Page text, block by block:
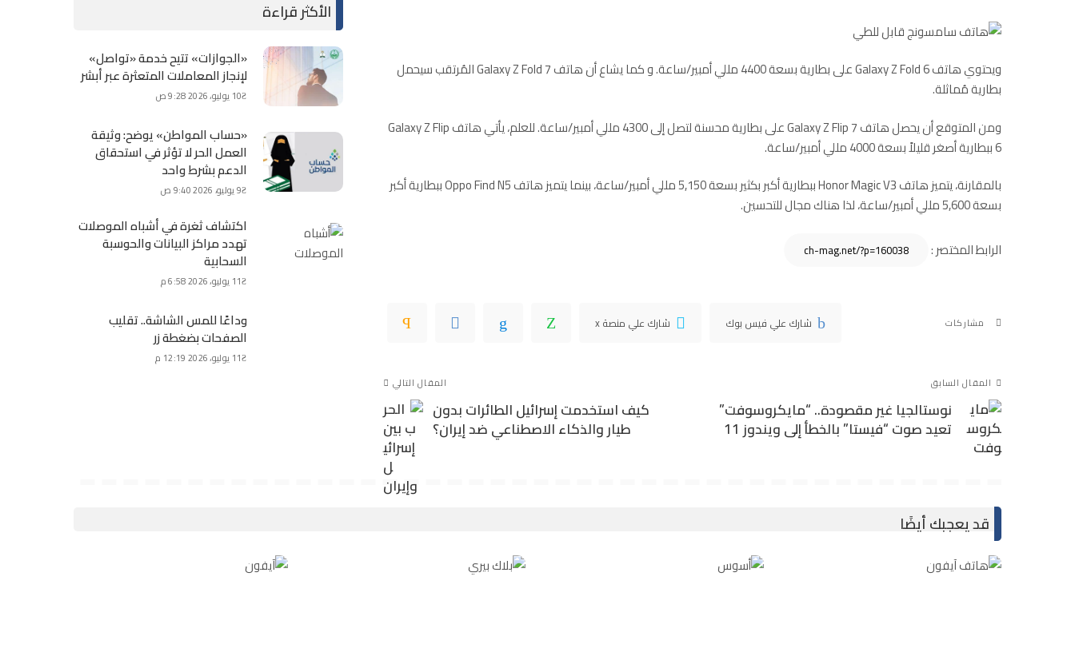
ويحتوي هاتف Galaxy Z Fold 6 على بطارية بسعة 4400 مللي أمبير/ساعة. و كما يشاع أن هاتف Galaxy Z Fold 7 المُرتقب سيحمل
بطارية مُماثلة.
ومن المتوقع أن يحصل هاتف Galaxy Z Flip 7 على بطارية محسنة لتصل إلى 4300 مللي أمبير/ساعة. للعلم، يأتي هاتف Galaxy Z Flip
6 ببطارية أصغر قليلاً بسعة 4000 مللي أمبير/ساعة.
بالمقارنة، يتميز هاتف Honor Magic V3 ببطارية أكبر بكثير بسعة 5,150 مللي أمبير/ساعة، بينما يتميز هاتف Oppo Find N5 ببطارية أكبر
بسعة 5,600 مللي أمبير/ساعة، لذا هناك مجال للتحسين.
الرابط المختصر :
مشاركات شارك علي فيس بوك شارك علي منصة x
المقال السابق
نوستالجيا غير مقصودة.. “مايكروسوفت”
تعيد صوت “فيستا” بالخطأ إلى ويندوز 11
المقال التالي
كيف استخدمت إسرائيل الطائرات بدون
طيار والذكاء الاصطناعي ضد إيران؟
الأكثر قراءة
«الجوازات» تتيح خدمة «تواصل»
لإنجاز المعاملات المتعثرة عبر أبشر
10 يوليو، 2026 9:28 ص
«حساب المواطن» يوضح: وثيقة
العمل الحر لا تؤثر في استحقاق
الدعم بشرط واحد
9 يوليو، 2026 9:40 ص
اكتشاف ثغرة في أشباه الموصلات
تهدد مراكز البيانات والحوسبة
السحابية
11 يوليو، 2026 6:58 م
وداعًا للمس الشاشة.. تقليب
الصفحات بضغطة زر
11 يوليو، 2026 12:19 م
قد يعجبك أيضًا